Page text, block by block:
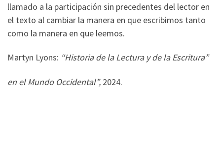
llamado a la participación sin precedentes del lector en
el texto al cambiar la manera en que escribimos tanto
como la manera en que leemos.
Martyn Lyons: “Historia de la Lectura y de la Escritura”
en el Mundo Occidental”, 2024.